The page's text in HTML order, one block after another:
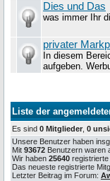
Dies und Das
was immer Ihr
privater
In diesem
aufgeben.
Liste der
Es sind 0 Mitglieder 0
Unsere Benutzer haben
Mit 93672 Benutzern waren
Wir haben 25640 registrierte
Das neueste registrierte
Letzter Beitrag im Forum: